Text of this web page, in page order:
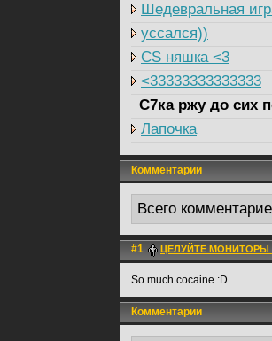
Шедевральная
уссался))
CS няшка <3
<33333333333333
C7ка ржу до сих
Лапочка
Комментарии
Всего
#1 ЦЕЛУЙТЕ МОНИТОРЫ
So much cocaine :D
Комментарии